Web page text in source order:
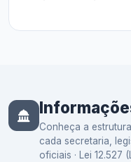
Conheça a
cada secretaria,
oficiais · Lei 12.527